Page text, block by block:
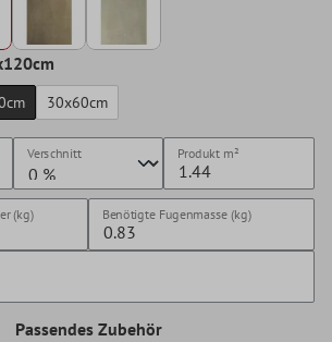
30x60cm
Verschnitt Produkt m²
(kg) Benötigte Fugenmasse (kg)
Passendes Zubehör